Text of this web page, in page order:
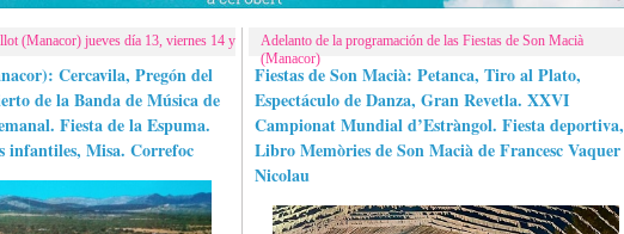
(Manacor) jueves día 13, viernes 14 y
Cercavila, Pregón del
de la Banda de Música de
Fiesta de la Espuma.
infantiles, Misa. Correfoc
Adelanto de la programación de las Fiestas de Son Macià
(Manacor)
Fiestas de Son Macià: Petanca, Tiro al Plato,
Espectáculo de Danza, Gran Revetla. XXVI
Campionat Mundial d’Estràngol. Fiesta deportiva,
Libro Memòries de Son Macià de Francesc Vaquer
Nicolau